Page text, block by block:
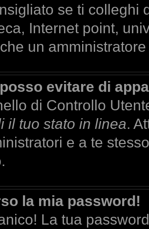
se ti colleghi
Internet point,
un
evitare di
di Controllo
il tuo stato in linea.
e a te
la mia password!
La tua